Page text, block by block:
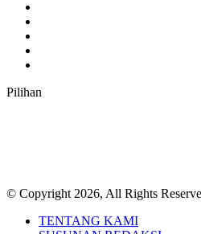
Pilihan
© Copyright 2026, All Rights
TENTANG KAMI